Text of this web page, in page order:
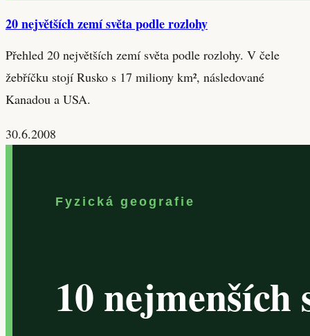
20 největších zemí světa podle rozlohy
Přehled 20 největších zemí světa podle rozlohy. V čele
žebříčku stojí Rusko s 17 miliony km², následované
Kanadou a USA.
30.6.2008